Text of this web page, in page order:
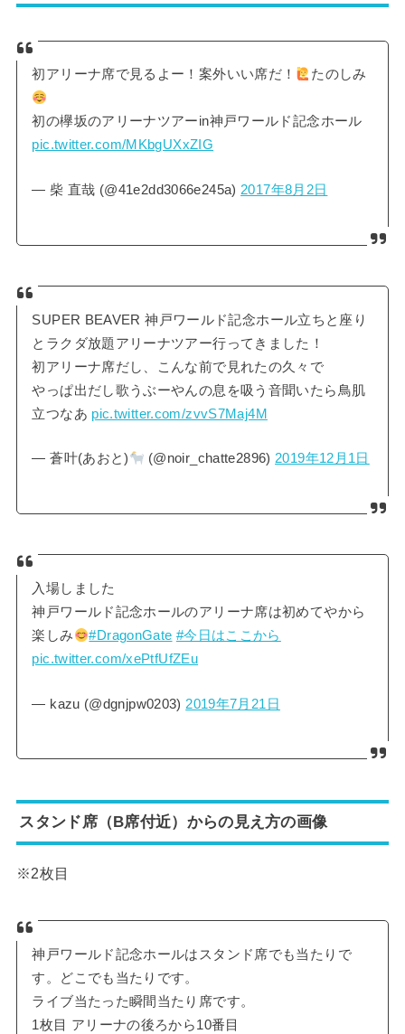
初アリーナ席で見るよー！案外いい席だ！ たのしみ
初の欅坂のアリーナツアーin神戸ワールド記念ホール
pic.twitter.com/MKbgUXxZIG
— 柴 直哉 (@41e2dd3066e245a) 2017年8月2日
SUPER BEAVER 神戸ワールド記念ホール立ちと座り
とラクダ放題アリーナツアー行ってきました！
初アリーナ席だし、こんな前で見れたの久々で
やっぱ出だし歌うぶーやんの息を吸う音聞いたら鳥肌
立つなあ pic.twitter.com/zvvS7Maj4M
— 蒼叶(あおと) (@noir_chatte2896)2019年12月1日
入場しました
神戸ワールド記念ホールのアリーナ席は初めてやから
楽しみ
#DragonGate #今日はここから
pic.twitter.com/xePtfUfZEu
— kazu (@dgnjpw0203) 2019年7月21日
スタンド席（B席付近）からの見え方の画像
※2枚目
神戸ワールド記念ホールはスタンド席でも当たりで
す。どこでも当たりです。
ライブ当たった瞬間当たり席です。
1枚目 アリーナの後ろから10番目